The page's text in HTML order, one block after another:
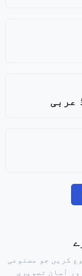
عربی
کریں جو مصنوعی
آسان تصویری